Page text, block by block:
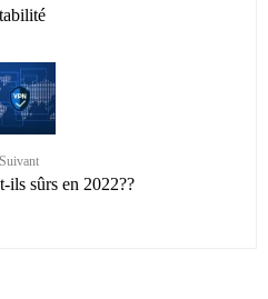
Suivant
ils sûrs en 2022??